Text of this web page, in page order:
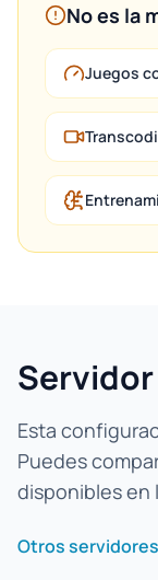
No es la
Juegos
Servidor
Esta
Puedes
disponibles en
Otros